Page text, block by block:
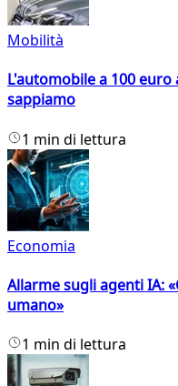
Mobilità
L'automobile a 100 euro
sappiamo
1 min di lettura
Economia
Allarme sugli agenti IA:
umano»
1 min di lettura